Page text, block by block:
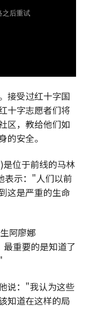
接受过红十字国
十字志愿者们将
区，教给他们如
的安全。
位于前线的马林
表示："人们以前
这是严重的生命
阿廖娜
最重要的是知道了
说："我认为这些
知道在这样的局